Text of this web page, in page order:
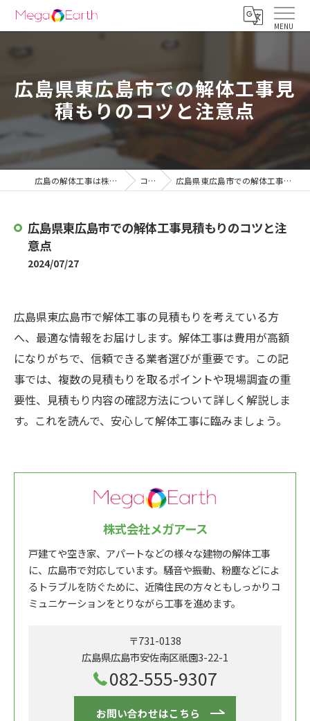
広島県東広島市での解体工事見
積もりのコツと注意点
広島の解体工事は株式会社メガアース コラム 広島県東広島市での解体工事見積もりのコツと注意点
広島県東広島市での解体工事見積もりのコツと注
意点
2024/07/27
広島県東広島市で解体工事の見積もりを考えている方
へ、最適な情報をお届けします。解体工事は費用が高額
になりがちで、信頼できる業者選びが重要です。この記
事では、複数の見積もりを取るポイントや現場調査の重
要性、見積もり内容の確認方法について詳しく解説しま
す。これを読んで、安心して解体工事に臨みましょう。
株式会社メガアース
戸建てや空き家、アパートなどの様々な建物の解体工事
に、広島市で対応しています。騒音や振動、粉塵などによ
るトラブルを防ぐために、近隣住民の方々ともしっかりコ
ミュニケーションをとりながら工事を進めます。
〒731-0138
広島県広島市安佐南区祇園3-22-1
082-555-9307
お問い合わせはこちら